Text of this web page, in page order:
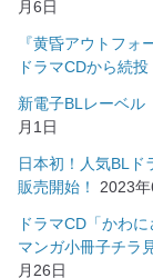
月6日
『黄昏アウトフ
ドラマCDから続
新電子BLレーベル
月1日
日本初！人気BLド
販売開始！
2023
ドラマCD「かわ
マンガ小冊子チラ
月26日